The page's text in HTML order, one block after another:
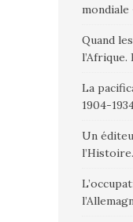
mondiale
Quand
l’Afrique.
La
1904-
Un